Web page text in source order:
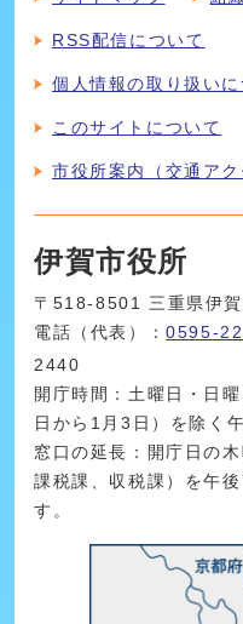
RSS配信について
個人情報の取り扱いに
このサイトについて
市役所案内（交通アク
伊賀市役所
〒518-8501 三重県伊
電話（代表）：0595-
2440
開庁時間：土曜日・日
日から1月3日）を除く
窓口の延長：開庁日の
課税課、収税課）を午
す。